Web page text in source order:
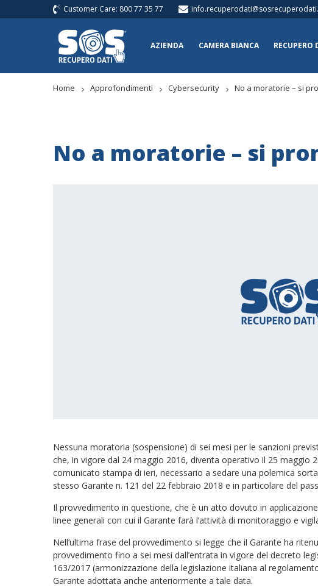
Customer Care: 800 77 35 77
AZIENDA CAMERA BIANCA RECUPERO
Home Approfondimenti Cybersecurity No a moratorie – si
No a moratorie – si
Nessuna moratoria (sospensione) di sei mesi per le sanzioni
che, in vigore dal 24 maggio 2016, diventa operativo il 25 maggio
comunicato stampa di ieri, necessario a sedare una polemica
stesso Garante n. 121 del 22 febbraio 2018 e in particolare del
Il provvedimento in questione, che è un atto dovuto in
linee generali con cui il Garante farà l’attività di monitoraggio e
Nell’ultima frase del provvedimento si legge che il Garante ha
provvedimento fino a sei mesi dall’entrata in vigore del decreto
163/2017 (armonizzazione della legislazione italiana al
Garante adottata anche anteriormente a tale data.